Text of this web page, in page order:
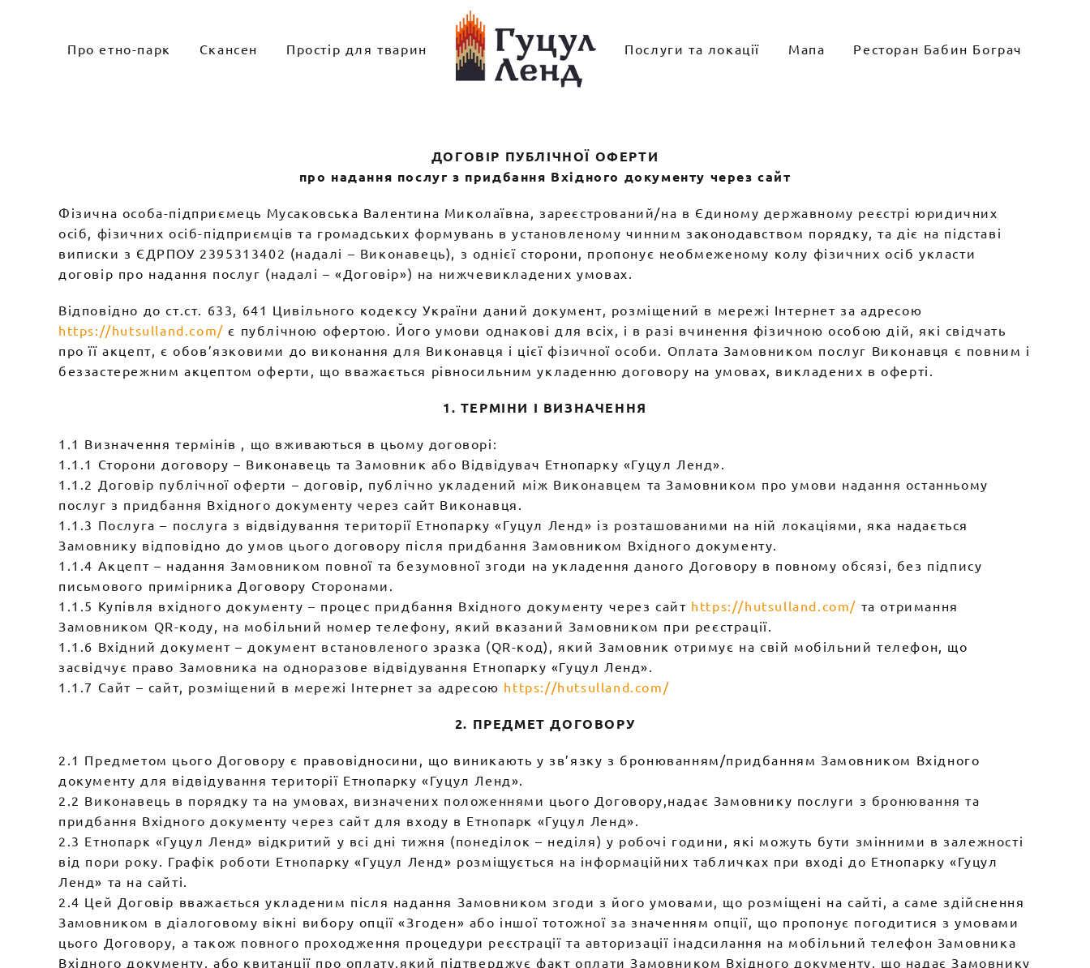
Про етно-парк Скансен Простір для тварин Послуги та локації Мапа Ресторан Бабин Бограч
ДОГОВІР ПУБЛІЧНОЇ ОФЕРТИ
про надання послуг з придбання Вхідного документу через сайт
Фізична особа-підприємець Мусаковська Валентина Миколаївна, зареєстрований/на в Єдиному державному реєстрі юридичних
осіб, фізичних осіб-підприємців та громадських формувань в установленому чинним законодавством порядку, та діє на підставі
виписки з ЄДРПОУ 2395313402 (надалі – Виконавець), з однієї сторони, пропонує необмеженому колу фізичних осіб укласти
договір про надання послуг (надалі – «Договір») на нижчевикладених умовах.
Відповідно до ст.ст. 633, 641 Цивільного кодексу України даний документ, розміщений в мережі Інтернет за адресою
https://hutsulland.com/ є публічною офертою. Його умови однакові для всіх, і в разі вчинення фізичною особою дій, які свідчать
про її акцепт, є обов’язковими до виконання для Виконавця і цієї фізичної особи. Оплата Замовником послуг Виконавця є повним і
беззастережним акцептом оферти, що вважається рівносильним укладенню договору на умовах, викладених в оферті.
1. ТЕРМІНИ І ВИЗНАЧЕННЯ
1.1 Визначення термінів , що вживаються в цьому договорі:
1.1.1 Сторони договору – Виконавець та Замовник або Відвідувач Етнопарку «Гуцул Ленд».
1.1.2 Договір публічної оферти – договір, публічно укладений між Виконавцем та Замовником про умови надання останньому
послуг з придбання Вхідного документу через сайт Виконавця.
1.1.3 Послуга – послуга з відвідування території Етнопарку «Гуцул Ленд» із розташованими на ній локаціями, яка надається
Замовнику відповідно до умов цього договору після придбання Замовником Вхідного документу.
1.1.4 Акцепт – надання Замовником повної та безумовної згоди на укладення даного Договору в повному обсязі, без підпису
письмового примірника Договору Сторонами.
1.1.5 Купівля вхідного документу – процес придбання Вхідного документу через сайт https://hutsulland.com/ та отримання
Замовником QR-коду, на мобільний номер телефону, який вказаний Замовником при реєстрації.
1.1.6 Вхідний документ – документ встановленого зразка (QR-код), який Замовник отримує на свій мобільний телефон, що
засвідчує право Замовника на одноразове відвідування Етнопарку «Гуцул Ленд».
1.1.7 Сайт – сайт, розміщений в мережі Інтернет за адресою https://hutsulland.com/
2. ПРЕДМЕТ ДОГОВОРУ
2.1 Предметом цього Договору є правовідносини, що виникають у зв’язку з бронюванням/придбанням Замовником Вхідного
документу для відвідування території Етнопарку «Гуцул Ленд».
2.2 Виконавець в порядку та на умовах, визначених положеннями цього Договору,надає Замовнику послуги з бронювання та
придбання Вхідного документу через сайт для входу в Етнопарк «Гуцул Ленд».
2.3 Етнопарк «Гуцул Ленд» відкритий у всі дні тижня (понеділок – неділя) у робочі години, які можуть бути змінними в залежності
від пори року. Графік роботи Етнопарку «Гуцул Ленд» розміщується на інформаційних табличках при вході до Етнопарку «Гуцул
Ленд» та на сайті.
2.4 Цей Договір вважається укладеним після надання Замовником згоди з його умовами, що розміщені на сайті, а саме здійснення
Замовником в діалоговому вікні вибору опції «Згоден» або іншої тотожної за значенням опції, що пропонує погодитися з умовами
цього Договору, а також повного проходження процедури реєстрації та авторизації інадсилання на мобільний телефон Замовника
Вхідного документу, або квитанції про оплату,який підтверджує факт оплати Замовником Вхідного документу, що надає Замовнику